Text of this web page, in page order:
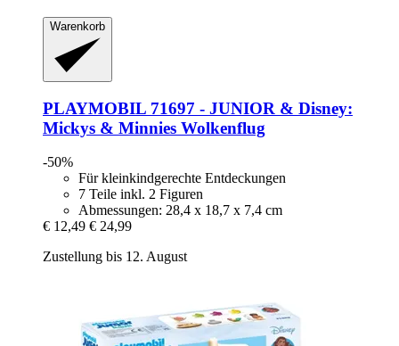
Warenkorb
PLAYMOBIL 71697 -​ JUNIOR & Disney:
Mickys & Minnies Wolkenflug
-50%
Für kleinkindgerechte Entdeckungen
7 Teile inkl. 2 Figuren
Abmessungen: 28,4 x 18,7 x 7,4 cm
€ 12,49 € 24,99
Zustellung bis 12. August